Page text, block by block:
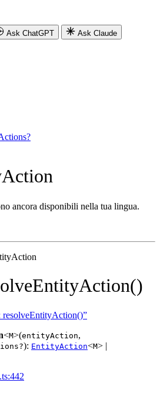
Ask ChatGPT Ask Claude
ancora disponibili nella tua lingua.
resolveEntityAction()”
<M>(entityAction,
): EntityAction<M> |